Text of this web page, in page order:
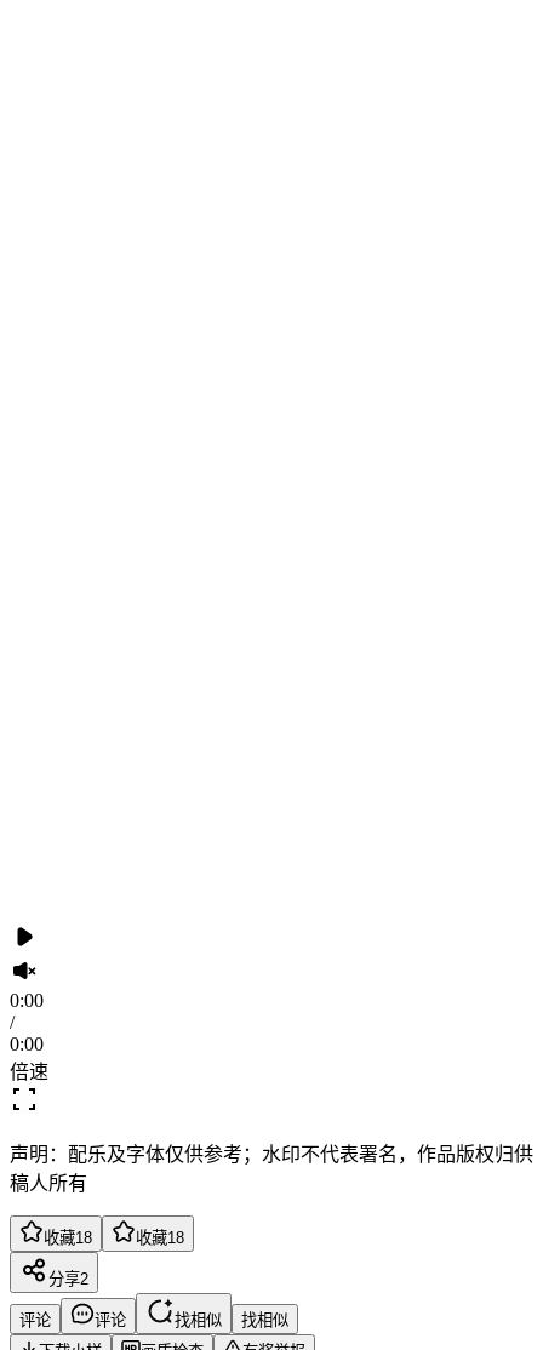
0:00
/
0:00
倍速
声明：配乐及字体仅供参考；水印不代表署名，作品版权归供
稿人所有
收藏18 收藏18
分享2
评论 评论 找相似
找相似